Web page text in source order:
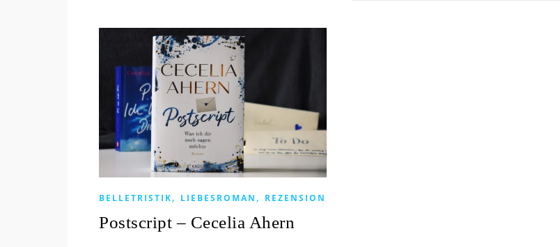
BELLETRISTIK, LIEBESROMAN , REZENSION
Postscript – Cecelia Ahern